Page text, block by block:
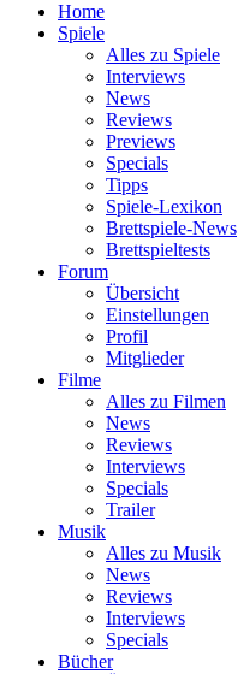
Home
Spiele
Alles zu Spiele
Interviews
News
Reviews
Previews
Specials
Tipps
Spiele-Lexikon
Brettspiele-News
Brettspieltests
Forum
Übersicht
Einstellungen
Profil
Mitglieder
Filme
Alles zu Filmen
News
Reviews
Interviews
Specials
Trailer
Musik
Alles zu Musik
News
Reviews
Interviews
Specials
Bücher